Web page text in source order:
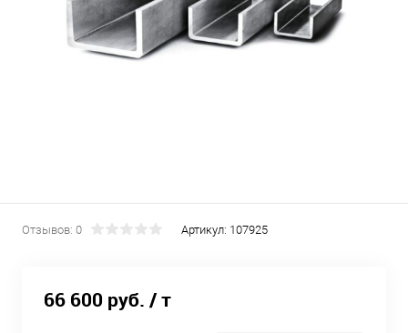
Отзывов: 0 Артикул: 107925
66 600 руб. / т